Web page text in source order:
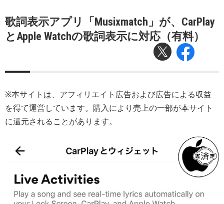
歌詞表示アプリ「Musixmatch」が、CarPlay
とApple Watchの歌詞表示に対応（有料）
※本サイトは、アフィリエイト広告および広告による収益
を得て運営しています。購入により売上の一部が本サイト
に還元されることがあります。